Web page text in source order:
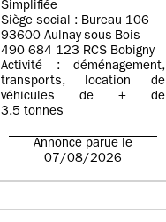
Simplifiée
Siège social : Bureau 106
93600 Aulnay-sous-Bois
490 684 123 RCS Bobigny
Activité : déménagement,
transports, location de
véhicules de + de
3.5 tonnes
Annonce parue le
07/08/2026